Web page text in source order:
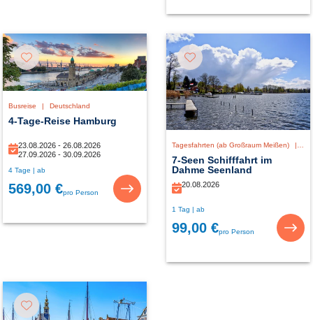
Busreise | Deutschland
4-Tage-Reise Hamburg
23.08.2026 - 26.08.2026
27.09.2026 - 30.09.2026
4 Tage | ab
569,00 €pro Person
Tagesfahrten (ab Großraum Meißen) |
7-Seen Schifffahrt im
Dahme Seenland
20.08.2026
1 Tag | ab
99,00 €pro Person